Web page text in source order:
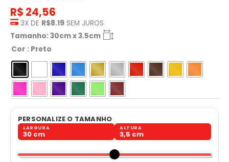
R$ 24,56
3X DE R$8.19 SEM JUROS
Tamanho: 30cm x 3.5cm
Cor : Preto
PERSONALIZE O TAMANHO
LARGURA
30 cm
ALTURA
3,5 cm